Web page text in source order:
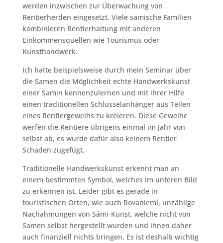
werden inzwischen zur Überwachung von
Rentierherden eingesetzt. Viele samische Familien
kombinieren Rentierhaltung mit anderen
Einkommensquellen wie Tourismus oder
Kunsthandwerk.
Ich hatte beispielsweise durch mein Seminar über
die Samen die Möglichkeit echte Handwerkskunst
einer Samin kennenzulernen und mit ihrer Hilfe
einen traditionellen Schlüsselanhänger aus Teilen
eines Rentiergeweihs zu kreieren. Diese Geweihe
werfen die Rentiere übrigens einmal im Jahr von
selbst ab, es wurde dafür also keinem Rentier
Schaden zugefügt.
Traditionelle Handwerkskunst erkennt man an
einem bestimmten Symbol, welches im unteren Bild
zu erkennen ist. Leider gibt es gerade in
touristischen Orten, wie auch Rovaniemi, unzählige
Nachahmungen von Sámi-Kunst, welche nicht von
Samen selbst hergestellt wurden und ihnen daher
auch finanziell nichts bringen. Es ist deshalb wichtig